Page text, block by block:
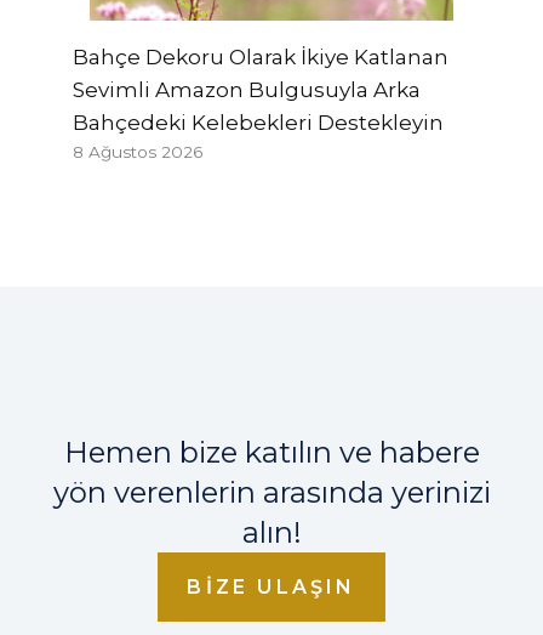
Bahçe Dekoru Olarak İkiye Katlanan
Sevimli Amazon Bulgusuyla Arka
Bahçedeki Kelebekleri Destekleyin
8 Ağustos 2026
Hemen bize katılın ve habere
yön verenlerin arasında yerinizi
alın!
BIZE ULAŞIN